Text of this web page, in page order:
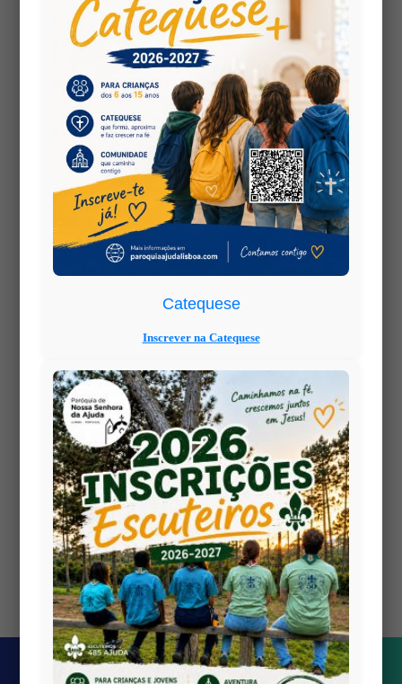
Quarta-feira de Cinzas
14 Fevereiro, 2026|blog
Quarta-feira de Cinzas – O Convite para um Novo
Recomeço Tempo da Quaresma Quarta-feira de
Cinzas O Convite para um Novo Recomeço Com o
fim das festividades do Carnaval, a Igreja convoca-
nos a mudar o foco. A alegria expansiva dá lugar ao
recolhimento; o ruído dá...
Menu Principal
Horário da Vida Pastoral
Contacte-nos
Artigos recentes
2026 1 Agosto dia do lenço Escuteiro
2026 AcAgrup destino Madeira
2026 Inscrições Escuteiros 2026/27
2026 Inscrições Catequese 2026/27
2026 Periodo de férias
Catequese
Inscrever na Catequese